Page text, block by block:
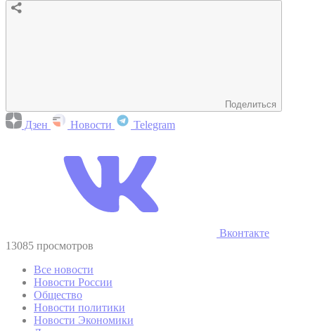
Поделиться
Дзен Новости Telegram
Вконтакте
13085 просмотров
Все новости
Новости России
Общество
Новости политики
Новости Экономики